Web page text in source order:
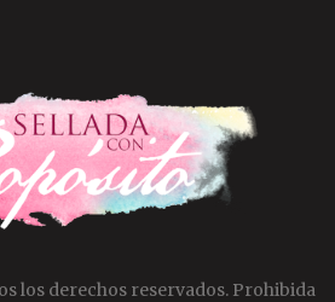
los derechos reservados. Prohibida